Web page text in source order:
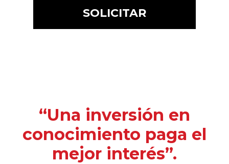
“Una inversión en
conocimiento paga el
mejor interés”.